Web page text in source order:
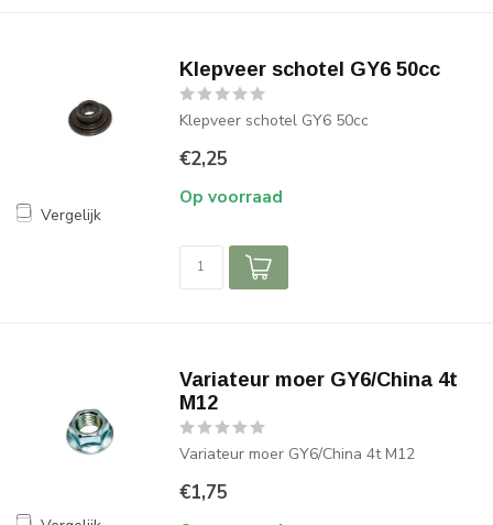
Vergelijk
Klepveer schotel GY6 50cc
Klepveer schotel GY6 50cc
€2,25
Op voorraad
Variateur moer GY6/China 4t
M12
Variateur moer GY6/China 4t M12
€1,75